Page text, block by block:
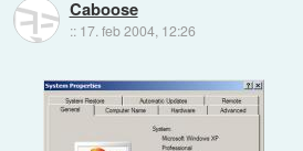
Caboose
:: 17. feb 2004, 12:26